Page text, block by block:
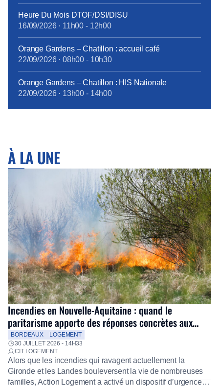
Heure Du Mois DTOF/DSI/DISU
16/09/2026· 11h00 - 12h00
Orange Gardens – Chatillon : accueil café
22/09/2026· 08h00 - 10h30
Orange Gardens – Chatillon : HIS Nationale
22/09/2026· 13h00 - 14h00
À LA UNE
Incendies en Nouvelle-Aquitaine : quand le
paritarisme apporte des réponses concrètes aux
salariés
BORDEAUX
LOGEMENT
30 JUILLET 2026 - 14H33
CIT LOGEMENT
Alors que les incendies qui ravagent actuellement la
Gironde et les Landes bouleversent la vie de nombreuses
familles, Action Logement a activé un dispositif d’urgence